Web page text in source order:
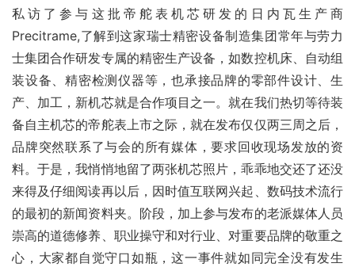
私访了参与这批帝舵表机芯研发的日内瓦生产商
Precitrame,了解到这家瑞士精密设备制造集团常年与劳力
士集团合作研发专属的精密生产设备，如数控机床、自动组
装设备、精密检测仪器等，也承接品牌的零部件设计、生
产、加工，新机芯就是合作项目之一。就在我们热切等待装
备自主机芯的帝舵表上市之际，就在发布仅仅两三周之后，
品牌突然联系了与会的所有媒体，要求回收现场发放的资
料。于是，我悄悄地留了两张机芯照片，乖乖地交还了还没
来得及仔细阅读再以后，因时值互联网兴起、数码技术流行
的最初的新闻资料夹。阶段，加上参与发布的老派媒体人员
崇高的道德修养、职业操守和对行业、对重要品牌的敬重之
心，大家都自觉守口如瓶，这一事件就如同完全没有发生